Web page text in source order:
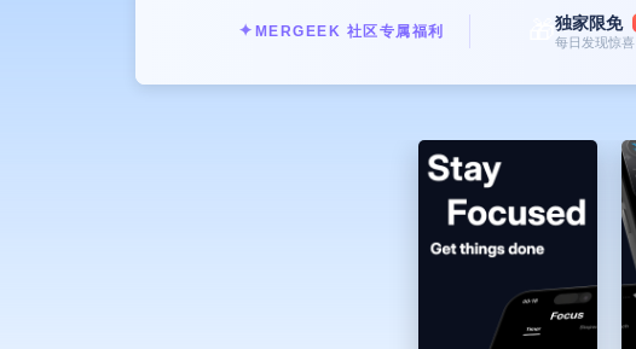
✦ MERGEEK 社区专属福利 独家限免
每日发现惊喜